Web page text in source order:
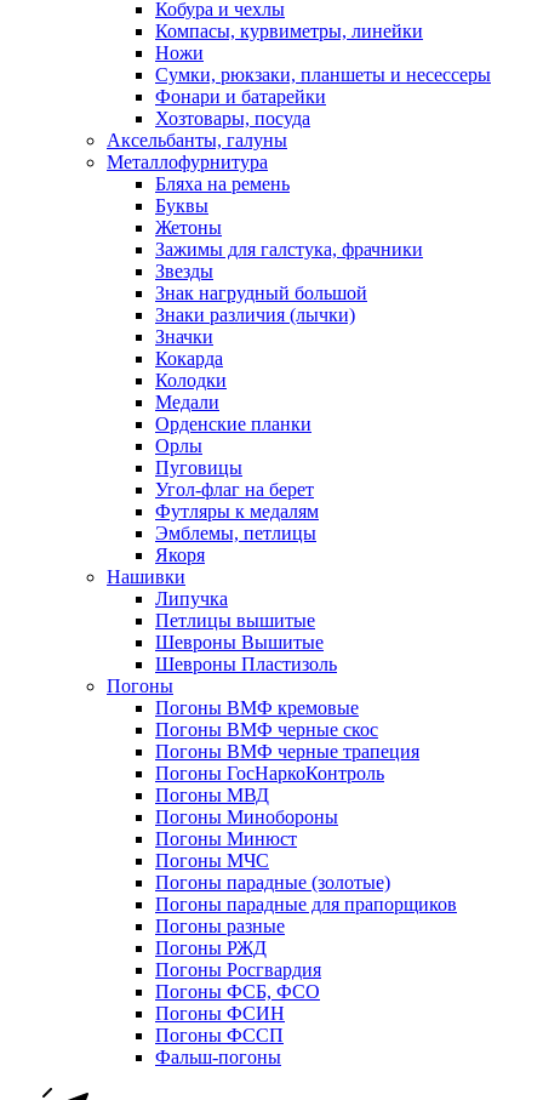
Кобура и чехлы
Компасы, курвиметры, линейки
Ножи
Сумки, рюкзаки, планшеты и несессеры
Фонари и батарейки
Хозтовары, посуда
Аксельбанты, галуны
Металлофурнитура
Бляха на ремень
Буквы
Жетоны
Зажимы для галстука, фрачники
Звезды
Знак нагрудный большой
Знаки различия (лычки)
Значки
Кокарда
Колодки
Медали
Орденские планки
Орлы
Пуговицы
Угол-флаг на берет
Футляры к медалям
Эмблемы, петлицы
Якоря
Нашивки
Липучка
Петлицы вышитые
Шевроны Вышитые
Шевроны Пластизоль
Погоны
Погоны ВМФ кремовые
Погоны ВМФ черные скос
Погоны ВМФ черные трапеция
Погоны ГосНаркоКонтроль
Погоны МВД
Погоны Минобороны
Погоны Минюст
Погоны МЧС
Погоны парадные (золотые)
Погоны парадные для прапорщиков
Погоны разные
Погоны РЖД
Погоны Росгвардия
Погоны ФСБ, ФСО
Погоны ФСИН
Погоны ФССП
Фальш-погоны